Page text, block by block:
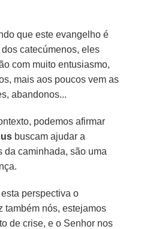
que este evangelho é
catecúmenos, eles
com muito entusiasmo,
mais aos poucos vem as
abandonos...
podemos afirmar
buscam ajudar a
da caminhada, são uma
perspectiva o
também nós, estejamos
de crise, e o Senhor nos